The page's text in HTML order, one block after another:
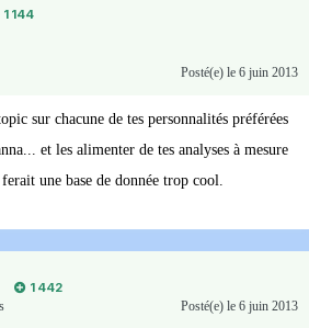
1 144
Posté(e) le 6 juin 2013
sur chacune de tes personnalités préférées
et les alimenter de tes analyses à mesure
une base de donnée trop cool.
1 442
Posté(e) le 6 juin 2013